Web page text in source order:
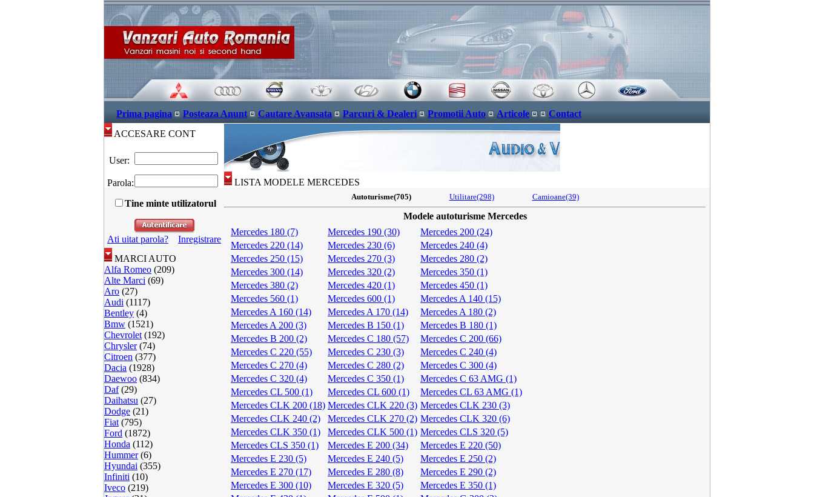
Prima pagina Posteaza Anunt Cautare Avansata Parcuri & Dealeri Promotii Auto Articole
Contact
ACCESARE CONT
User:
Parola:
Tine minte utilizatorul
Ati uitat parola?
Inregistrare
MARCI AUTO
Alfa Romeo (209)
Alte Marci (69)
Aro (27)
Audi (1117)
Bentley (4)
Bmw (1521)
Chevrolet (192)
Chrysler(74)
Citroen (377)
Dacia (1928)
Daewoo (834)
Daf(29)
Daihatsu (27)
Dodge (21)
Fiat (795)
Ford (1872)
Honda (112)
Hummer(6)
Hyundai (355)
Infiniti (10)
Iveco (219)
LISTA MODELE MERCEDES
Autoturisme(705) Utilitare(298) Camioane(39)
Modele autoturisme Mercedes
Mercedes 180 (7)
Mercedes 190 (30)
Mercedes 200 (24)
Mercedes 220 (14)
Mercedes 230 (6)
Mercedes 240 (4)
Mercedes 250 (15)
Mercedes 270 (3)
Mercedes 280 (2)
Mercedes 300 (14)
Mercedes 320 (2)
Mercedes 350 (1)
Mercedes 380 (2)
Mercedes 420 (1)
Mercedes 450 (1)
Mercedes 560 (1)
Mercedes 600 (1)
Mercedes A 140 (15)
Mercedes A 160 (14)
Mercedes A 170 (14)
Mercedes A 180 (2)
Mercedes A 200 (3)
Mercedes B 150 (1)
Mercedes B 180 (1)
Mercedes B 200 (2)
Mercedes C 180 (57)
Mercedes C 200 (66)
Mercedes C 220 (55)
Mercedes C 230 (3)
Mercedes C 240 (4)
Mercedes C 270 (4)
Mercedes C 280 (2)
Mercedes C 300 (4)
Mercedes C 320 (4)
Mercedes C 350 (1)
Mercedes C 63 AMG (1)
Mercedes CL 500 (1)
Mercedes CL 600 (1)
Mercedes CL 63 AMG (1)
Mercedes CLK 200 (18) Mercedes CLK 220 (3) Mercedes CLK 230 (3)
Mercedes CLK 240 (2)
Mercedes CLK 270 (2) Mercedes CLK 320 (6)
Mercedes CLK 350 (1)
Mercedes CLK 500 (1) Mercedes CLS 320 (5)
Mercedes CLS 350 (1)
Mercedes E 200 (34)
Mercedes E 220 (50)
Mercedes E 230 (5)
Mercedes E 240 (5)
Mercedes E 250 (2)
Mercedes E 270 (17)
Mercedes E 280 (8)
Mercedes E 290 (2)
Mercedes E 300 (10)
Mercedes E 320 (5)
Mercedes E 350 (1)